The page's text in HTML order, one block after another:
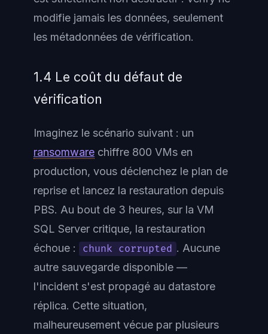
modifie jamais les données, seulement
les métadonnées de vérification.
1.4 Le coût du défaut de
vérification
Imaginez le scénario suivant : un
ransomware chiffre 800 VMs en
production, vous déclenchez le plan de
reprise et lancez la restauration depuis
PBS. Au bout de 3 heures, sur la VM
SQL Server critique, la restauration
échoue :
chunk corrupted . Aucune
autre sauvegarde disponible —
l'incident s'est propagé au datastore
réplica. Cette situation,
malheureusement vécue par plusieurs